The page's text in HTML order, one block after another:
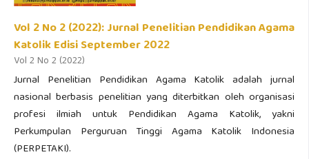
Vol 2 No 2 (2022): Jurnal Penelitian Pendidikan Agama
Katolik Edisi September 2022
Vol 2 No 2 (2022)
Jurnal Penelitian Pendidikan Agama Katolik adalah jurnal
nasional berbasis penelitian yang diterbitkan oleh organisasi
profesi ilmiah untuk Pendidikan Agama Katolik, yakni
Perkumpulan Perguruan Tinggi Agama Katolik Indonesia
(PERPETAKI).